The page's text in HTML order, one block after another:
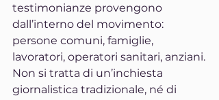
testimonianze provengono
dall’interno del movimento:
persone comuni, famiglie,
lavoratori, operatori sanitari, anziani.
Non si tratta di un’inchiesta
giornalistica tradizionale, né di